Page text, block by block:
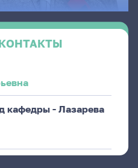
кафедры - Лазарева